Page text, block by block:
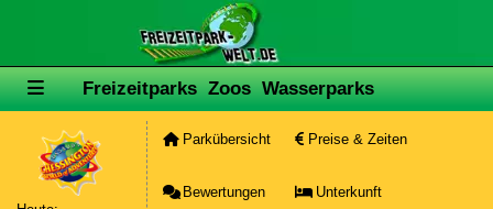
Freizeitparks Zoos Wasserparks
Parkübersicht Preise & Zeiten
Bewertungen Unterkunft